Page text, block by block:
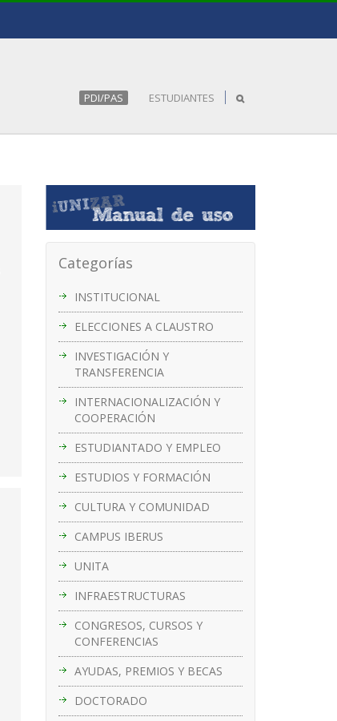
PDI/PAS ESTUDIANTES
Categorías
INSTITUCIONAL
ELECCIONES A CLAUSTRO
INVESTIGACIÓN Y
TRANSFERENCIA
INTERNACIONALIZACIÓN Y
COOPERACIÓN
ESTUDIANTADO Y EMPLEO
ESTUDIOS Y FORMACIÓN
CULTURA Y COMUNIDAD
CAMPUS IBERUS
UNITA
INFRAESTRUCTURAS
CONGRESOS, CURSOS Y
CONFERENCIAS
AYUDAS, PREMIOS Y BECAS
DOCTORADO